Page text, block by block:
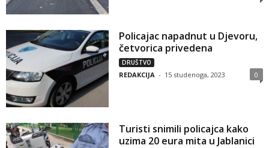
Policajac napadnut u Djevoru,
četvorica privedena
DRUŠTVO
REDAKCIJA - 15 studenoga, 2023 0
Turisti snimili policajca kako
uzima 20 eura mita u Jablanici